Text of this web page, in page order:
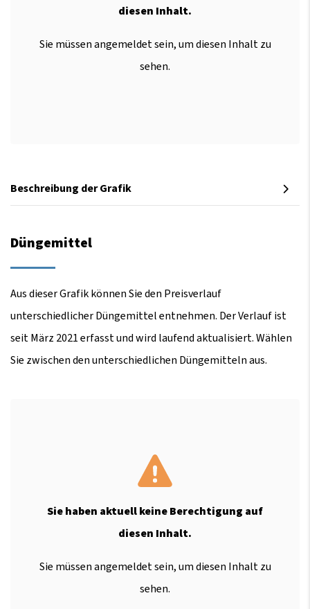
diesen Inhalt.
Sie müssen angemeldet sein, um diesen Inhalt zu
sehen.
Beschreibung der Grafik
Düngemittel
Aus dieser Grafik können Sie den Preisverlauf
unterschiedlicher Düngemittel entnehmen. Der Verlauf ist
seit März 2021 erfasst und wird laufend aktualisiert. Wählen
Sie zwischen den unterschiedlichen Düngemitteln aus.
Sie haben aktuell keine Berechtigung auf
diesen Inhalt.
Sie müssen angemeldet sein, um diesen Inhalt zu
sehen.